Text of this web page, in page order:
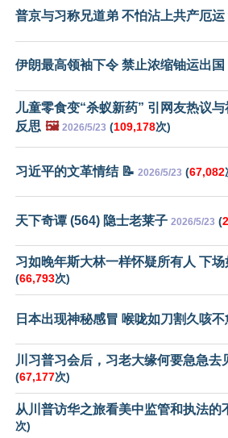
普京与习称兄道弟 不怕沾上共产厄运
伊朗最高领袖下令 禁止浓缩铀运出国
儿童零食变“杀蚁新药” 引网友热议与
反思 🖼️ 2026/5/23 (109,178次)
习近平的文革情结 📝 2026/5/23 (67,082
天下奇谭 (564) 隐士老莱子 2026/5/23 (
习如晚年斯大林一样怀疑所有人 下场
(66,793次)
日本出现神秘感冒 喉咙如刀割久咳不
川习普习会后，习老大缘何要急急去
(67,177次)
从川普访华之旅看美中监管和执法的
次)